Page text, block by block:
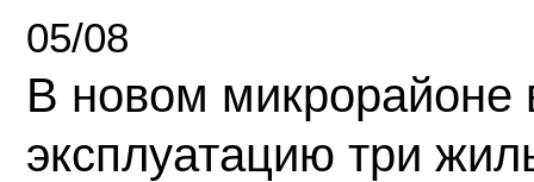
05/08
В новом микрорайоне
эксплуатацию три